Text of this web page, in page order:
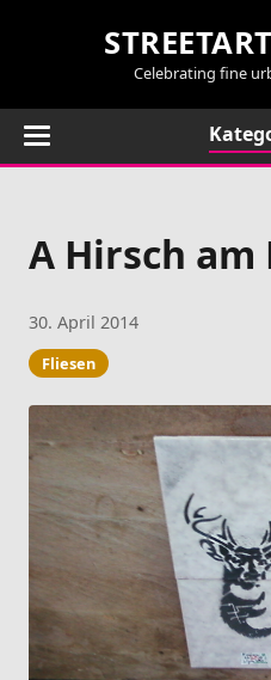
Celebrating fine
A Hirsch
30. April 2014
Fliesen